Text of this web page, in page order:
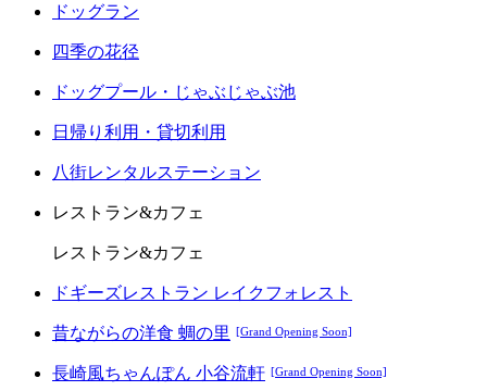
ドッグラン
四季の花径
ドッグプール・じゃぶじゃぶ池
日帰り利用・貸切利用
八街レンタルステーション
レストラン&カフェ
レストラン&カフェ
ドギーズレストラン レイクフォレスト
昔ながらの洋食 蜩の里 [Grand Opening Soon]
長崎風ちゃんぽん 小谷流軒 [Grand Opening Soon]